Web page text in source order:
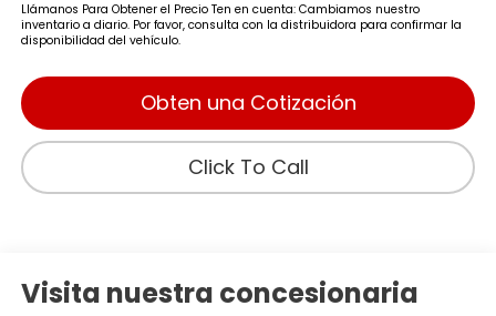
Llámanos Para Obtener el Precio Ten en cuenta: Cambiamos nuestro
inventario a diario. Por favor, consulta con la distribuidora para confirmar la
disponibilidad del vehículo.
Obten una Cotización
Click To Call
Visita nuestra concesionaria